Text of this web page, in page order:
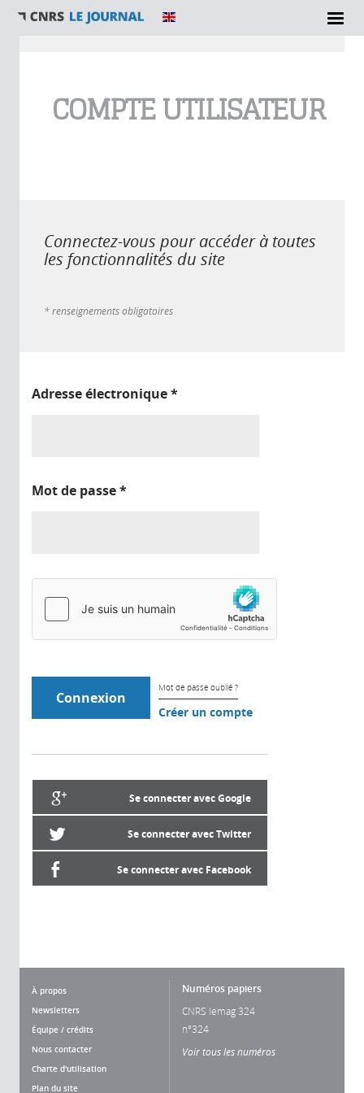
COMPTE UTILISATEUR
Connectez-vous pour accéder à toutes
les fonctionnalités du site
* renseignements obligatoires
Adresse électronique*
Mot de passe*
Mot de passe oublié ?
Créer un compte
Se connecter avec Google
Se connecter avec Twitter
Se connecter avec Facebook
À propos
Newsletters
Équipe / crédits
Nous contacter
Charte d'utilisation
Plan du site
Numéros papiers
CNRS lemag 324
n°324
Voir tous les numéros